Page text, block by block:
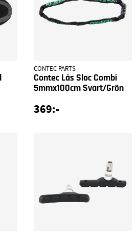
CONTEC PARTS
Contec Lås Sloc Combi
5mmx100cm Svart/Grön
369:-